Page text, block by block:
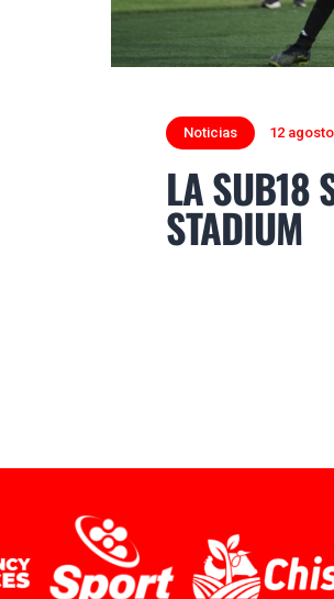
Noticias 12
LA SUB18
STADIUM